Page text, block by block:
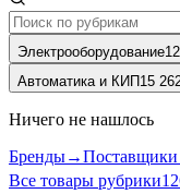
Электрооборудование
Автоматика и КИП 15
Ничего не нашлось
Бренды→Поставщики
Все товары рубрики